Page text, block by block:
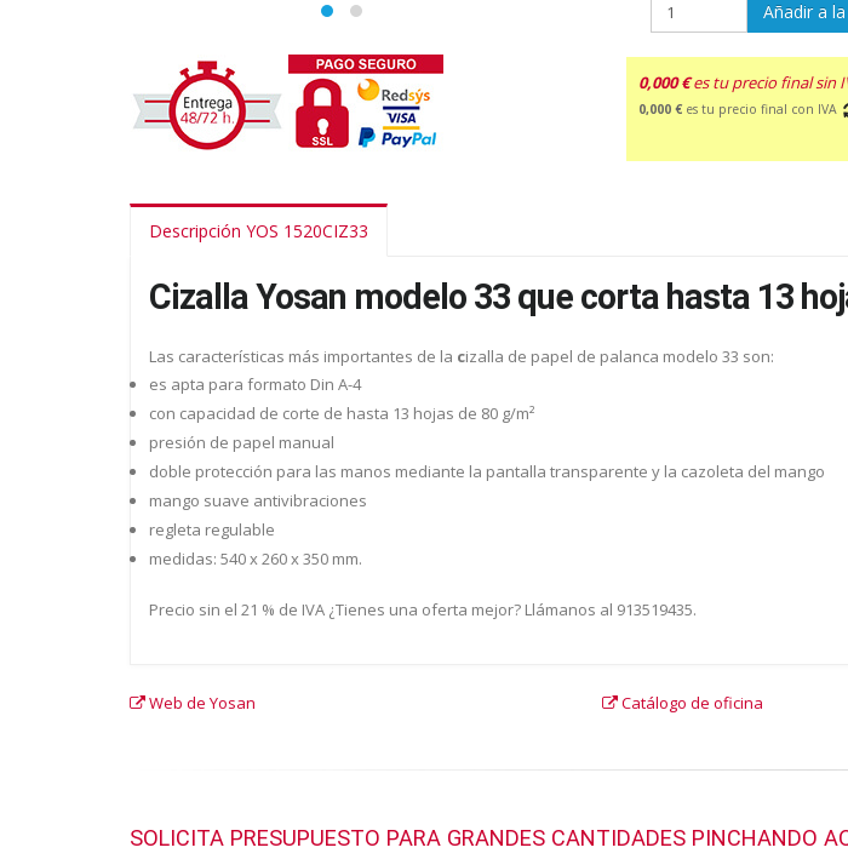
Añadir a
0,000 € es tu precio final sin
0,000 € es tu precio final con IVA
Descripción YOS 1520CIZ33
Cizalla Yosan modelo 33 que corta hasta 13
Las características más importantes de la cizalla de papel de palanca modelo 33 son:
es apta para formato Din A-4
con capacidad de corte de hasta 13 hojas de 80 g/m²
presión de papel manual
doble protección para las manos mediante la pantalla transparente y la cazoleta del mango
mango suave antivibraciones
regleta regulable
medidas: 540 x 260 x 350 mm.
Precio sin el 21 % de IVA ¿Tienes una oferta mejor? Llámanos al 913519435.
Web de Yosan Catálogo de oficina
SOLICITA PRESUPUESTO PARA GRANDES CANTIDADES PINCHANDO